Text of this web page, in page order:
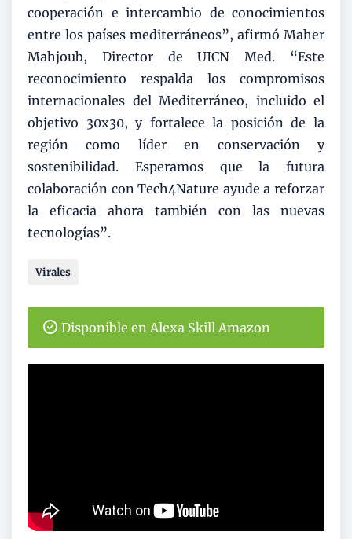
cooperación e intercambio de conocimientos
entre los países mediterráneos”, afirmó Maher
Mahjoub, Director de UICN Med. “Este
reconocimiento respalda los compromisos
internacionales del Mediterráneo, incluido el
objetivo 30x30, y fortalece la posición de la
región como líder en conservación y
sostenibilidad. Esperamos que la futura
colaboración con Tech4Nature ayude a reforzar
la eficacia ahora también con las nuevas
tecnologías”.
Virales
Disponible en Alexa Skill Amazon